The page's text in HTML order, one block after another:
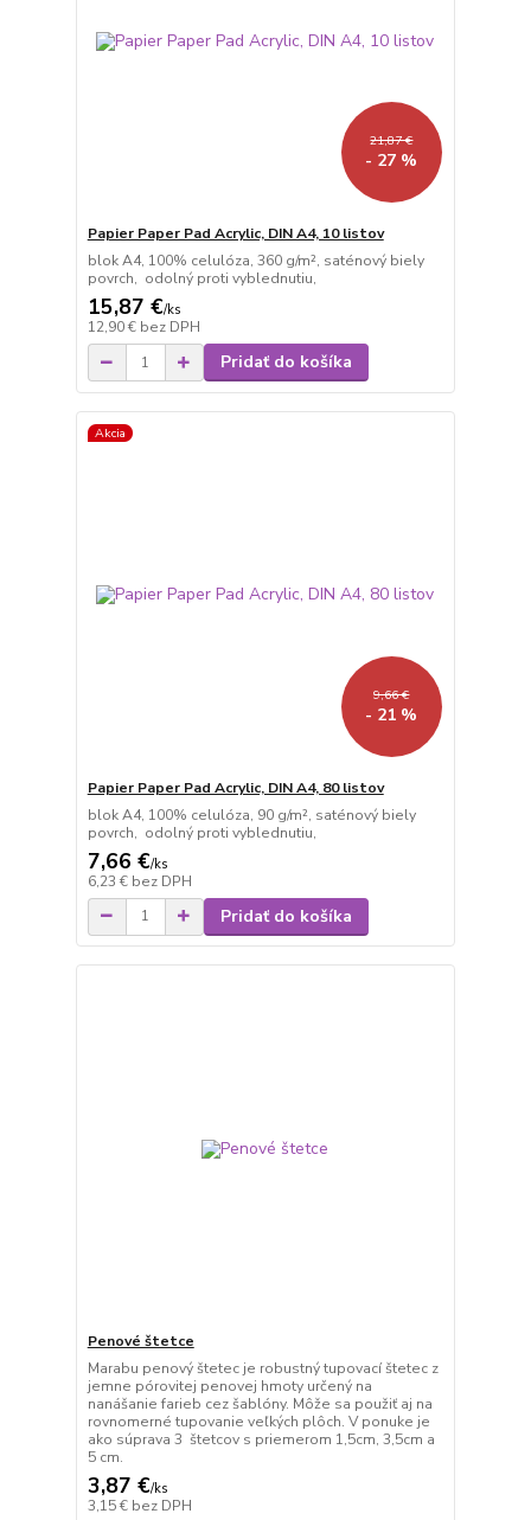
21,87 €
- 27 %
Papier Paper Pad Acrylic, DIN A4, 10 listov
blok A4, 100% celulóza, 360 g/m², saténový biely
povrch, odolný proti vyblednutiu,
15,87 €/ks
12,90 € bez DPH
Pridať do košíka
Akcia
9,66 €
- 21 %
Papier Paper Pad Acrylic, DIN A4, 80 listov
blok A4, 100% celulóza, 90 g/m², saténový biely
povrch, odolný proti vyblednutiu,
7,66 €/ks
6,23 € bez DPH
Pridať do košíka
Penové štetce
Marabu penový štetec je robustný tupovací štetec z
jemne pórovitej penovej hmoty určený na
nanášanie farieb cez šablóny. Môže sa použiť aj na
rovnomerné tupovanie veľkých plôch. V ponuke je
ako súprava 3 štetcov s priemerom 1,5cm, 3,5cm a
5 cm.
3,87 €/ks
3,15 € bez DPH